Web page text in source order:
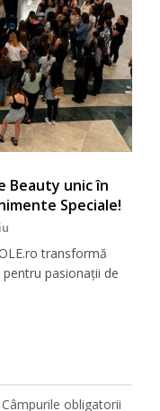
Beauty unic în
Speciale!
transformă
pasionații de
Câmpurile obligatorii